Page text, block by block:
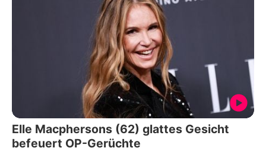
Elle Macphersons (62) glattes Gesicht
befeuert OP-Gerüchte